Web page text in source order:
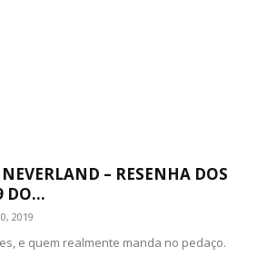
– RESENHA DOS
DO...
2019
e quem realmente manda no pedaço.